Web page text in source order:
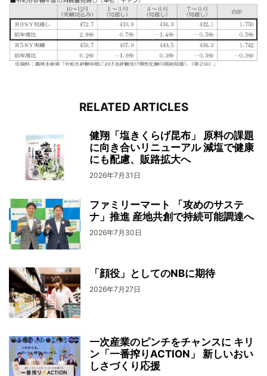
RELATED ARTICLES
健翔「塩きくらげ昆布」 原料の課題
に向き合いリニューアル 減塩で健康
にも配慮、販路拡大へ
2026年7月31日
ファミリーマート 「攻めのサステ
ナ」推進 産地共創で持続可能調達へ
2026年7月30日
「顔役」としてのNBに期待
2026年7月27日
一次産業のピンチをチャンスに キリ
ン「一番搾りACTION」 新しいおい
しさづくり応援